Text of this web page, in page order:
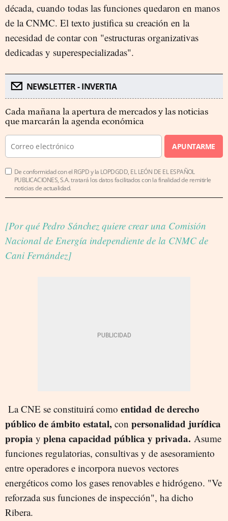
década, cuando todas las funciones quedaron en manos
de la CNMC. El texto justifica su creación en la
necesidad de contar con "estructuras organizativas
dedicadas y superespecializadas".
NEWSLETTER - INVERTIA
Cada mañana la apertura de mercados y las noticias
que marcarán la agenda económica
APUNTARME
De conformidad con el RGPD y la LOPDGDD, EL LEÓN DE EL ESPAÑOL
PUBLICACIONES, S.A. tratará los datos facilitados con la finalidad de remitirle
noticias de actualidad.
[Por qué Pedro Sánchez quiere crear una Comisión
Nacional de Energía independiente de la CNMC de
Cani Fernández]
La CNE se constituirá como entidad de derecho
público de ámbito estatal, con personalidad jurídica
propia y plena capacidad pública y privada. Asume
funciones regulatorias, consultivas y de asesoramiento
entre operadores e incorpora nuevos vectores
energéticos como los gases renovables e hidrógeno. "Ve
reforzada sus funciones de inspección", ha dicho
Ribera.